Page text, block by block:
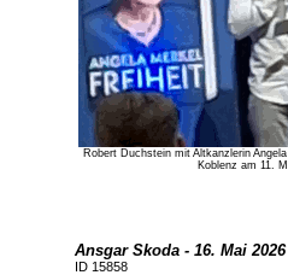
Robert Duchstein mit Altkanzlerin
Koblenz am 11.
Ansgar Skoda - 16. Mai 2026
ID 15858